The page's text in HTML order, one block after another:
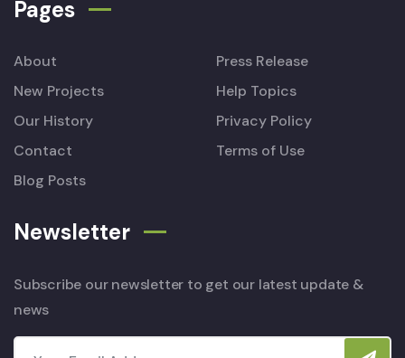
Pages
About
New Projects
Our History
Contact
Blog Posts
Press Release
Help Topics
Privacy Policy
Terms of Use
Newsletter
Subscribe our newsletter to get our latest update &
news